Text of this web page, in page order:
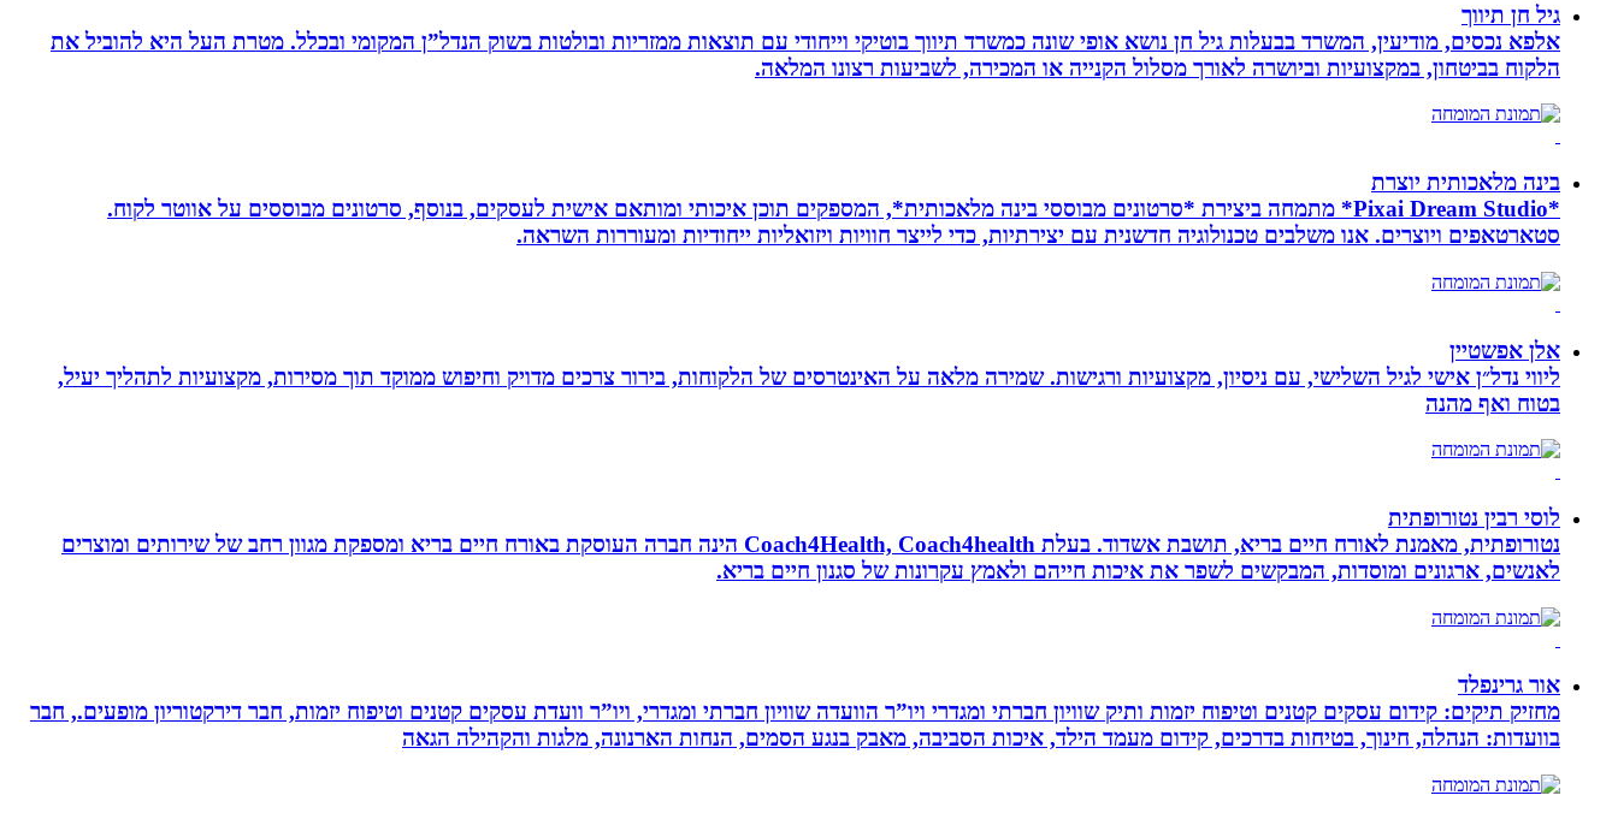
גיל חן תיווך
אלפא נכסים, מודיעין, המשרד בבעלות גיל חן נושא אופי שונה כמשרד תיווך בוטיקי וייחודי עם תוצאות ממזריות ובולטות בשוק הנדל”ן המקומי ובכלל. מטרת העל היא להוביל את
הלקוח בביטחון, במקצועיות וביושרה לאורך מסלול הקנייה או המכירה, לשביעות רצונו המלאה.
בינה מלאכותית יוצרת
*Pixai Dream Studio* מתמחה ביצירת *סרטונים מבוססי בינה מלאכותית*, המספקים תוכן איכותי ומותאם אישית לעסקים, בנוסף, סרטונים מבוססים על אווטר לקוח.
סטארטאפים ויוצרים. אנו משלבים טכנולוגיה חדשנית עם יצירתיות, כדי לייצר חוויות ויזואליות ייחודיות ומעוררות השראה.
אלן אפשטיין
ליווי נדל״ן אישי לגיל השלישי, עם ניסיון, מקצועיות ורגישות. שמירה מלאה על האינטרסים של הלקוחות, בירור צרכים מדויק וחיפוש ממוקד תוך מסירות, מקצועיות לתהליך יעיל,
בטוח ואף מהנה
לוסי רבין נטורופתית
נטורופתית, מאמנת לאורח חיים בריא, תושבת אשדוד. בעלת Coach4Health, Coach4health הינה חברה העוסקת באורח חיים בריא ומספקת מגוון רחב של שירותים ומוצרים
לאנשים, ארגונים ומוסדות, המבקשים לשפר את איכות חייהם ולאמץ עקרונות של סגנון חיים בריא.
אור גרינפלד
מחזיק תיקים: קידום עסקים קטנים וטיפוח יזמות ותיק שוויון חברתי ומגדרי ויו”ר הוועדה שוויון חברתי ומגדרי, ויו”ר וועדת עסקים קטנים וטיפוח יזמות, חבר דירקטוריון מופעים., חבר
בוועדות: הנהלה, חינוך, בטיחות בדרכים, קידום מעמד הילד, איכות הסביבה, מאבק בנגע הסמים, הנחות הארנונה, מלגות והקהילה הגאה